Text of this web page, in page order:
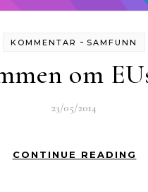
KOMMENTAR -SAMFUNN
om
23/05/2014
CONTINUE READING